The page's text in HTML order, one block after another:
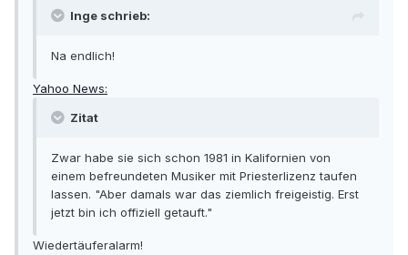
Inge schrieb:
Na endlich!
Yahoo News:
Zitat
Zwar habe sie sich schon 1981 in Kalifornien von
einem befreundeten Musiker mit Priesterlizenz taufen
lassen. "Aber damals war das ziemlich freigeistig. Erst
jetzt bin ich offiziell getauft."
Wiedertäuferalarm!